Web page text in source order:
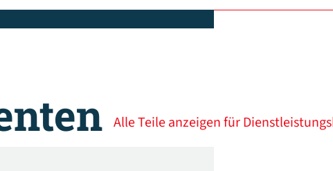
Alle Teile anzeigen für